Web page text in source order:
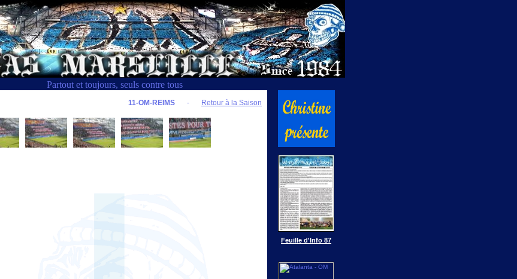
Partout et toujours, seuls contre tous
11-OM-REIMS - Retour à la Saison
Feuille d'Info 87